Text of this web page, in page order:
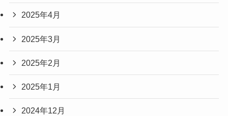
2025年4月
2025年3月
2025年2月
2025年1月
2024年12月